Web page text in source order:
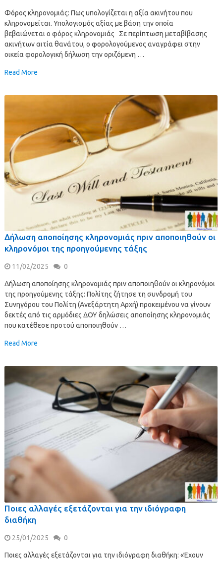
Φόρος κληρονομιάς: Πως υπολογίζεται η αξία ακινήτου που
κληρονομείται. Υπολογισμός αξίας με βάση την οποία
βεβαιώνεται ο φόρος κληρονομιάς Σε περίπτωση μεταβίβασης
ακινήτων αιτία θανάτου, ο φορολογούμενος αναγράφει στην
οικεία φορολογική δήλωση την οριζόμενη …
Read More
Δήλωση αποποίησης κληρονομιάς πριν αποποιηθούν οι
κληρονόμοι της προηγούμενης τάξης
11/02/2025 0
Δήλωση αποποίησης κληρονομιάς πριν αποποιηθούν οι κληρονόμοι
της προηγούμενης τάξης: Πολίτης ζήτησε τη συνδρομή του
Συνηγόρου του Πολίτη (Ανεξάρτητη Αρχή) προκειμένου να γίνουν
δεκτές από τις αρμόδιες ΔΟΥ δηλώσεις αποποίησης κληρονομιάς
που κατέθεσε προτού αποποιηθούν …
Read More
Ποιες αλλαγές εξετάζονται για την ιδιόγραφη
διαθήκη
25/01/2025 0
Ποιες αλλαγές εξετάζονται για την ιδιόγραφη διαθήκη: «Έχουν